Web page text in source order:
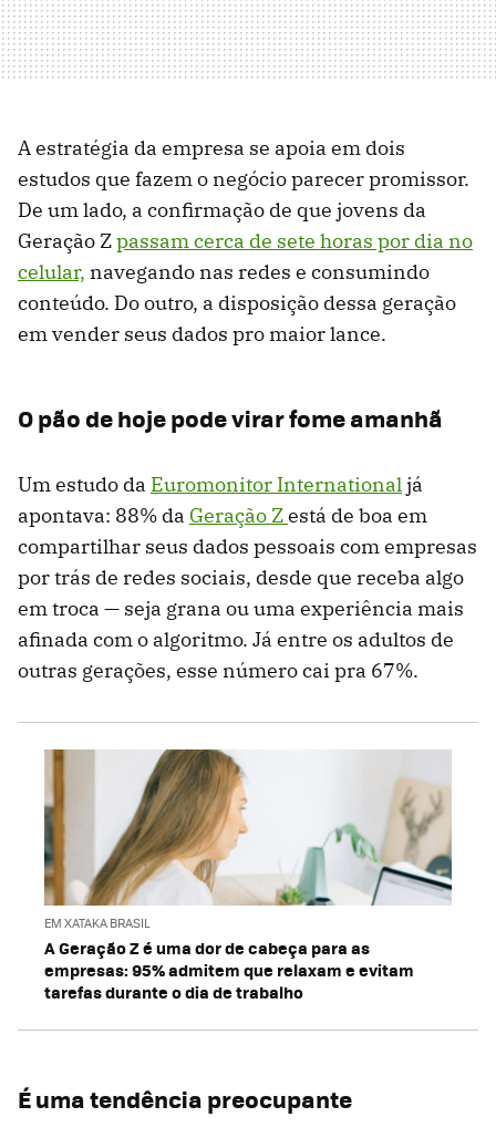
A estratégia da empresa se apoia em dois
estudos que fazem o negócio parecer promissor.
De um lado, a confirmação de que jovens da
Geração Zpassam cerca de sete horas por dia no
celular, navegando nas redes e consumindo
conteúdo. Do outro, a disposição dessa geração
em vender seus dados pro maior lance.
O pão de hoje pode virar fome amanhã
Um estudo da Euromonitor Internationaljá
apontava: 88% da Geração Zestá de boa em
compartilhar seus dados pessoais com empresas
por trás de redes sociais, desde que receba algo
em troca — seja grana ou uma experiência mais
afinada com o algoritmo. Já entre os adultos de
outras gerações, esse número cai pra 67%.
EM XATAKA BRASIL
A Geração Z é uma dor de cabeça para as
empresas: 95% admitem que relaxam e evitam
tarefas durante o dia de trabalho
É uma tendência preocupante